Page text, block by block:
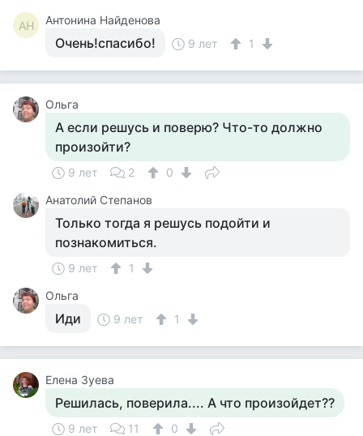
АН Антонина Найденова
Очень!спасибо! 9 лет 1
Ольга
А если решусь и поверю? Что-то должно
произойти?
9 лет 2
0
Анатолий Степанов
Только тогда я решусь подойти и
познакомиться.
9 лет
1
Ольга
Иди 9 лет 1
Елена Зуева
Решилась, поверила.... А что произойдет??
9 лет 11
0